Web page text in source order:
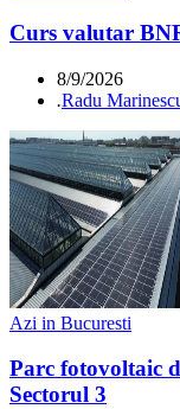
Curs valutar
8/9/2026
.Radu
Azi in Bucuresti
Parc fotovoltaic
Sectorul 3